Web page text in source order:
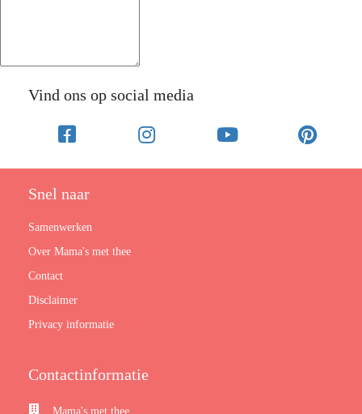
Vind ons op social media
Snel naar
Samenwerken
Over Mama's met thee
Contact
Disclaimer
Privacy informatie
Contactinformatie
Mama's met thee